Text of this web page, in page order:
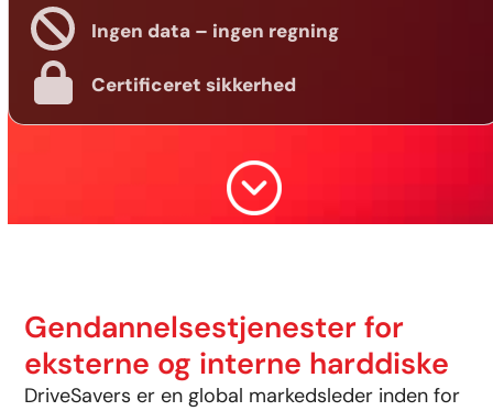
Ingen data – ingen regning
Certificeret sikkerhed
Gendannelsestjenester for
eksterne og interne harddiske
DriveSavers er en global markedsleder inden for